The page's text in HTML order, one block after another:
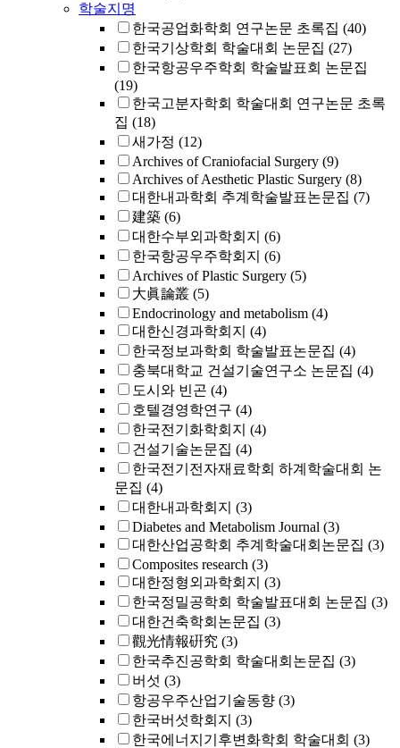
학술지명
한국공업화학회 연구논문 초록집 (40)
한국기상학회 학술대회 논문집 (27)
한국항공우주학회 학술발표회 논문집
(19)
한국고분자학회 학술대회 연구논문 초록
집 (18)
새가정 (12)
Archives of Craniofacial Surgery (9)
Archives of Aesthetic Plastic Surgery (8)
대한내과학회 추계학술발표논문집 (7)
建築 (6)
대한수부외과학회지 (6)
한국항공우주학회지 (6)
Archives of Plastic Surgery (5)
大眞論叢 (5)
Endocrinology and metabolism (4)
대한신경과학회지 (4)
한국정보과학회 학술발표논문집 (4)
충북대학교 건설기술연구소 논문집 (4)
도시와 빈곤 (4)
호텔경영학연구 (4)
한국전기화학회지 (4)
건설기술논문집 (4)
한국전기전자재료학회 하계학술대회 논
문집 (4)
대한내과학회지 (3)
Diabetes and Metabolism Journal (3)
대한산업공학회 추계학술대회논문집 (3)
Composites research (3)
대한정형외과학회지 (3)
한국정밀공학회 학술발표대회 논문집 (3)
대한건축학회논문집 (3)
觀光情報硏究 (3)
한국추진공학회 학술대회논문집 (3)
버섯 (3)
항공우주산업기술동향 (3)
한국버섯학회지 (3)
한국에너지기후변화학회 학술대회 (3)